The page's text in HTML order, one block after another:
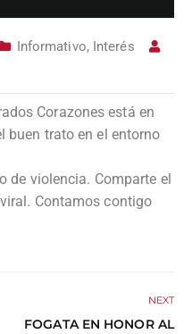
Informativo, Interés
Corazones está en
buen trato en el entorno
de violencia. Comparte el
Contamos contigo
NEXT
FOGATA EN HONOR AL